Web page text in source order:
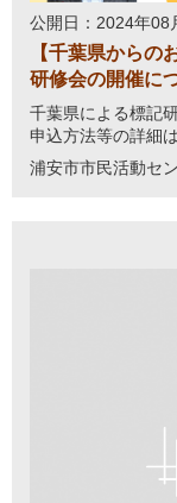
公開日：2024年08
【千葉県からの
研修会の開催に
千葉県による標記
申込方法等の詳細
浦安市市民活動セ